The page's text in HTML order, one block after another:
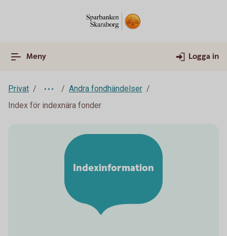
Meny Logga in
Privat
Andra fondhändelser
Index för indexnära fonder
Indexinformation